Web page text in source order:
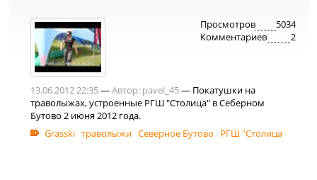
Просмотров
5034
Комментариев
2
13.06.2012 22:35—Автор: pavel_45— Покатушки на
траволыжах, устроенные РГШ "Столица" в Себерном
Бутово 2 июня 2012 года.
Grasski траволыжи Северное Бутово РГШ "Столица